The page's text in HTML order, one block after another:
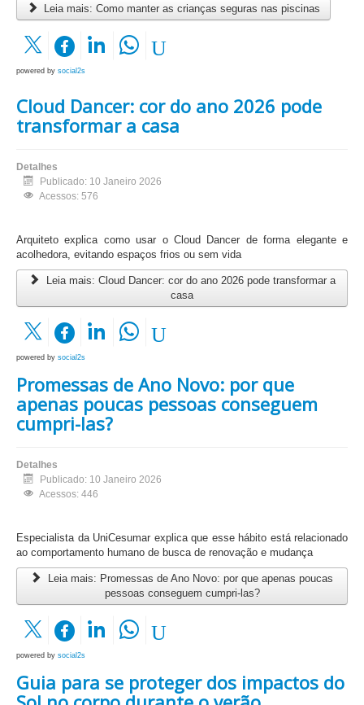
Leia mais: Como manter as crianças seguras nas piscinas
powered by social2s
Cloud Dancer: cor do ano 2026 pode
transformar a casa
Detalhes
Publicado: 10 Janeiro 2026
Acessos: 576
Arquiteto explica como usar o Cloud Dancer de forma elegante e
acolhedora, evitando espaços frios ou sem vida
Leia mais: Cloud Dancer: cor do ano 2026 pode transformar a
casa
powered by social2s
Promessas de Ano Novo: por que
apenas poucas pessoas conseguem
cumpri-las?
Detalhes
Publicado: 10 Janeiro 2026
Acessos: 446
Especialista da UniCesumar explica que esse hábito está relacionado
ao comportamento humano de busca de renovação e mudança
Leia mais: Promessas de Ano Novo: por que apenas poucas
pessoas conseguem cumpri-las?
powered by social2s
Guia para se proteger dos impactos do